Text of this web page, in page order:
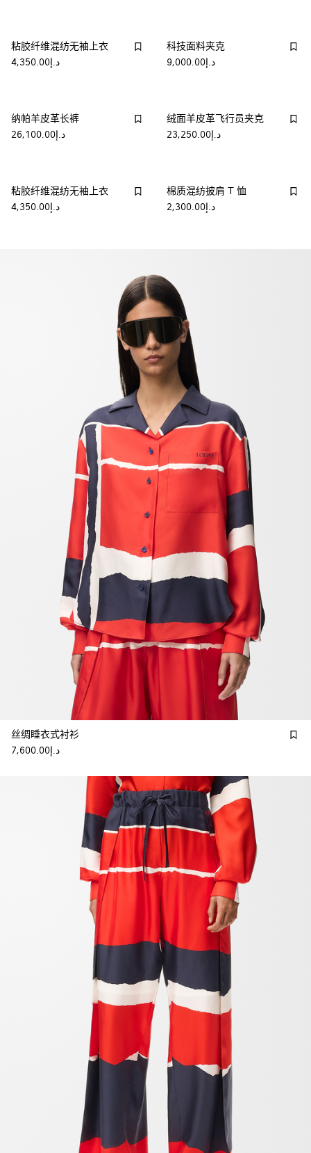
粘胶纤维混纺无袖上衣
د.إ4,350.00
科技面料夹克
د.إ9,000.00
纳帕羊皮革长裤
د.إ26,100.00
绒面羊皮革飞行员夹克
د.إ23,250.00
粘胶纤维混纺无袖上衣
د.إ4,350.00
棉质混纺披肩 T 恤
د.إ2,300.00
丝绸睡衣式衬衫
د.إ7,600.00